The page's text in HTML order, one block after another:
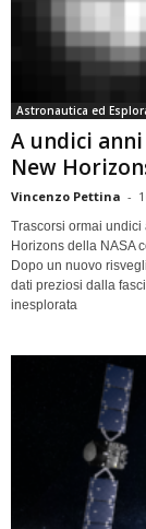
Astronautica ed
A undici
New
Vincenzo Pettina -
Trascorsi ormai
Horizons della NASA
Dopo un nuovo
dati preziosi dalla
inesplorata